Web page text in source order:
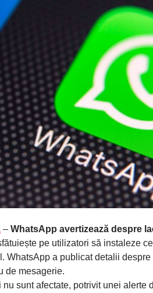
– WhatsApp avertizează despre
pe utilizatori să instaleze
WhatsApp a publicat detalii
de mesagerie.
nu sunt afectate, potrivit unei alerte